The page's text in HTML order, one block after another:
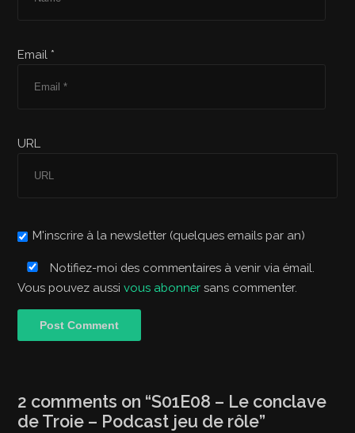
Email *
URL
M'inscrire à la newsletter (quelques emails par an)
Notifiez-moi des commentaires à venir via émail.
Vous pouvez aussivous abonner sans commenter.
2 comments on “S01E08 – Le conclave
de Troie – Podcast jeu de rôle”